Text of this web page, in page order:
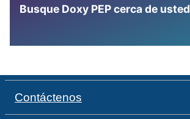
Busque Doxy PEP cerca de usted
Contáctenos